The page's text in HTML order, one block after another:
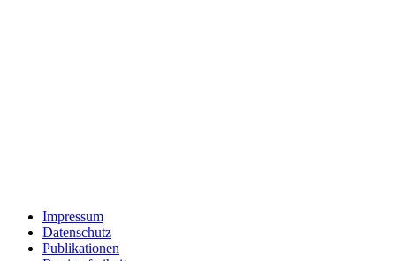
Impressum
Datenschutz
Publikationen